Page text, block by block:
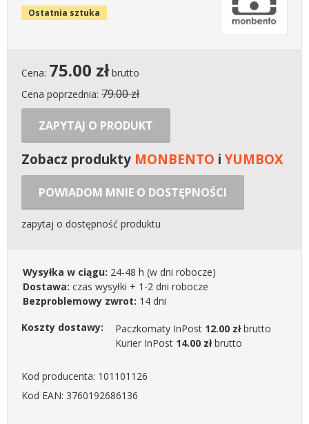
Ostatnia sztuka
Cena: 75.00 złbrutto
Cena poprzednia: 79.00 zł
ZAPYTAJ O PRODUKT
Zobacz produkty MONBENTO iYUMBOX
POWIADOM MNIE O DOSTĘPNOŚCI
zapytaj o dostępność produktu
Wysyłka w ciągu: 24-48 h (w dni robocze)
Dostawa: czas wysyłki + 1-2 dni robocze
Bezproblemowy zwrot: 14 dni
Koszty dostawy:
Paczkomaty InPost 12.00 złbrutto
Kurier InPost 14.00 złbrutto
Kod producenta: 101101126
Kod EAN: 3760192686136